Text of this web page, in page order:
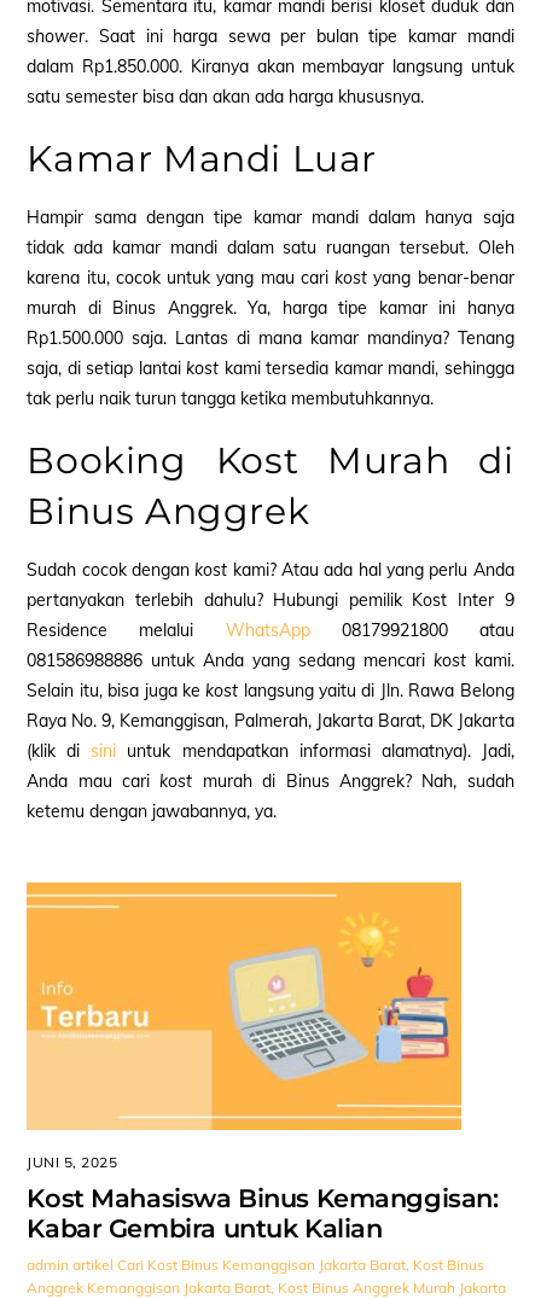
motivasi. Sementara itu, kamar mandi berisi kloset duduk dan
shower. Saat ini harga sewa per bulan tipe kamar mandi
dalam Rp1.850.000. Kiranya akan membayar langsung untuk
satu semester bisa dan akan ada harga khususnya.
Kamar Mandi Luar
Hampir sama dengan tipe kamar mandi dalam hanya saja
tidak ada kamar mandi dalam satu ruangan tersebut. Oleh
karena itu, cocok untuk yang mau carikostyang benar-benar
murah di Binus Anggrek. Ya, harga tipe kamar ini hanya
Rp1.500.000 saja. Lantas di mana kamar mandinya? Tenang
saja, di setiap lantaikost kami tersedia kamar mandi, sehingga
tak perlu naik turun tangga ketika membutuhkannya.
Booking Kost Murah di
Binus Anggrek
Sudah cocok dengankost kami? Atau ada hal yang perlu Anda
pertanyakan terlebih dahulu? Hubungi pemilik Kost Inter 9
Residence melalui WhatsApp08179921800 atau
081586988886 untuk Anda yang sedang mencari kost kami.
Selain itu, bisa juga kekost langsungyaitu di Jln. Rawa Belong
Raya No. 9, Kemanggisan, Palmerah, Jakarta Barat, DK Jakarta
(klik disini untuk mendapatkan informasi alamatnya). Jadi,
Anda mau carikost murah di Binus Anggrek? Nah, sudah
ketemu dengan jawabannya, ya.
JUNI 5, 2025
Kost Mahasiswa Binus Kemanggisan:
Kabar Gembira untuk Kalian
admin artikel Cari Kost Binus Kemanggisan Jakarta Barat, Kost Binus
Anggrek Kemanggisan Jakarta Barat, Kost Binus Anggrek Murah Jakarta